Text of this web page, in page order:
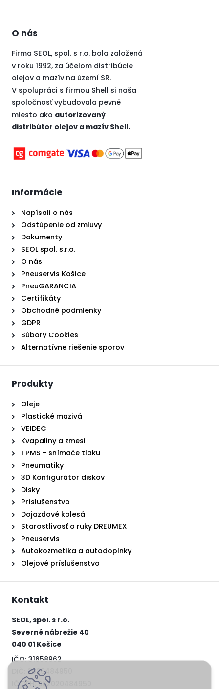
O nás
Firma SEOL, spol. s r.o. bola založená
v roku 1992, za účelom distribúcie
olejov a mazív na území SR.
V spolupráci s firmou Shell si naša
spoločnosť vybudovala pevné
miesto ako autorizovaný
distribútor olejov a mazív Shell.
Informácie
Napísali o nás
Odstúpenie od zmluvy
Dokumenty
SEOL spol. s.r.o.
O nás
Pneuservis Košice
PneuGARANCIA
Certifikáty
Obchodné podmienky
GDPR
Súbory Cookies
Alternatívne riešenie sporov
Produkty
Oleje
Plastické mazivá
VEIDEC
Kvapaliny a zmesi
TPMS - snímače tlaku
Pneumatiky
3D Konfigurátor diskov
Disky
Príslušenstvo
Dojazdové kolesá
Starostlivosť o ruky DREUMEX
Pneuservis
Autokozmetika a autodoplnky
Olejové príslušenstvo
Kontakt
SEOL, spol. s r.o.
Severné nábrežie 40
040 01 Košice
IČO: 31658962
DIČ: 2020484950
IČ DPH: SK2020484950